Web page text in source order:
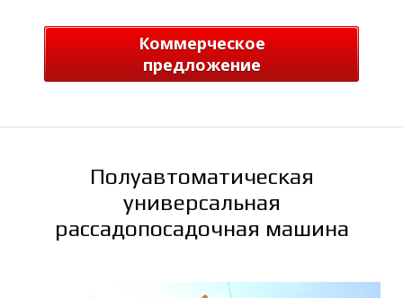
Н
Коммерческое
предложение
Полуавтоматическая
универсальная
рассадопосадочная машина